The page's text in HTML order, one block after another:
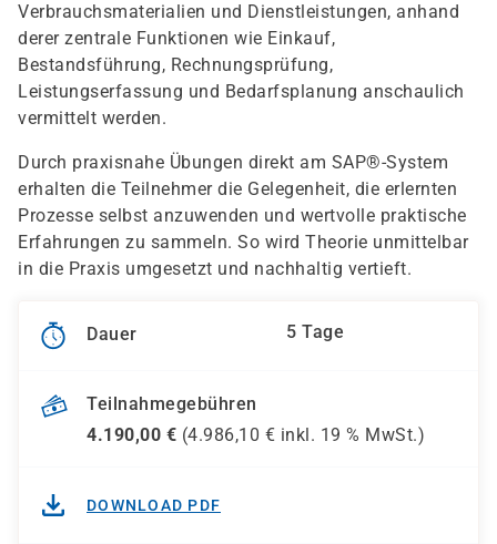
Verbrauchsmaterialien und Dienstleistungen, anhand
derer zentrale Funktionen wie Einkauf,
Bestandsführung, Rechnungsprüfung,
Leistungserfassung und Bedarfsplanung anschaulich
vermittelt werden.
Durch praxisnahe Übungen direkt am SAP®-System
erhalten die Teilnehmer die Gelegenheit, die erlernten
Prozesse selbst anzuwenden und wertvolle praktische
Erfahrungen zu sammeln. So wird Theorie unmittelbar
in die Praxis umgesetzt und nachhaltig vertieft.
Dauer 5 Tage
Teilnahmegebühren
4.190,00 € (4.986,10 € inkl. 19 % MwSt.)
DOWNLOAD PDF